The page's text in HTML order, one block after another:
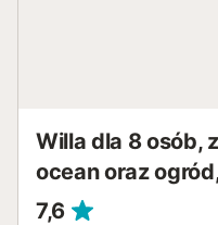
Willa dla 8 osób,
ocean oraz
7,6